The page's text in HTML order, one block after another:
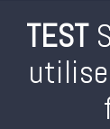
TEST